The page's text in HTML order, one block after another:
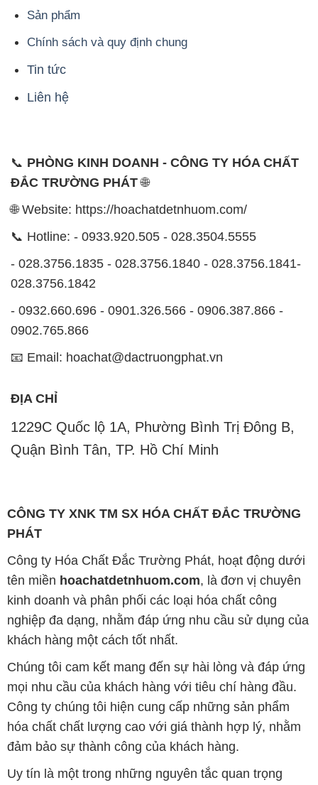
Sản phẩm
Chính sách và quy định chung
Tin tức
Liên hệ
📞 PHÒNG KINH DOANH - CÔNG TY HÓA CHẤT
ĐẮC TRƯỜNG PHÁT🌐
🌐 Website: https://hoachatdetnhuom.com/
📞 Hotline: - 0933.920.505 - 028.3504.5555
- 028.3756.1835 - 028.3756.1840 - 028.3756.1841-
028.3756.1842
- 0932.660.696 - 0901.326.566 - 0906.387.866 -
0902.765.866
📧 Email: hoachat@dactruongphat.vn
ĐỊA CHỈ
1229C Quốc lộ 1A, Phường Bình Trị Đông B,
Quận Bình Tân, TP. Hồ Chí Minh
CÔNG TY XNK TM SX HÓA CHẤT ĐẮC TRƯỜNG
PHÁT
Công ty Hóa Chất Đắc Trường Phát, hoạt động dưới
tên miền hoachatdetnhuom.com, là đơn vị chuyên
kinh doanh và phân phối các loại hóa chất công
nghiệp đa dạng, nhằm đáp ứng nhu cầu sử dụng của
khách hàng một cách tốt nhất.
Chúng tôi cam kết mang đến sự hài lòng và đáp ứng
mọi nhu cầu của khách hàng với tiêu chí hàng đầu.
Công ty chúng tôi hiện cung cấp những sản phẩm
hóa chất chất lượng cao với giá thành hợp lý, nhằm
đảm bảo sự thành công của khách hàng.
Uy tín là một trong những nguyên tắc quan trọng